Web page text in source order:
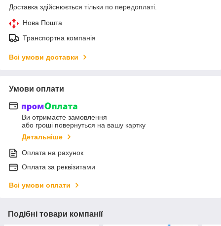
Доставка здійснюється тільки по передоплаті.
Нова Пошта
Транспортна компанія
Всі умови доставки
Умови оплати
Ви отримаєте замовлення
або гроші повернуться на вашу картку
Детальніше
Оплата на рахунок
Оплата за реквізитами
Всі умови оплати
Подібні товари компанії